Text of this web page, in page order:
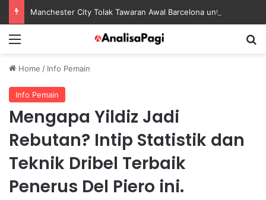
Home / Info Pemain
Info Pemain
Mengapa Yildiz Jadi
Rebutan? Intip Statistik dan
Teknik Dribel Terbaik
Penerus Del Piero ini.